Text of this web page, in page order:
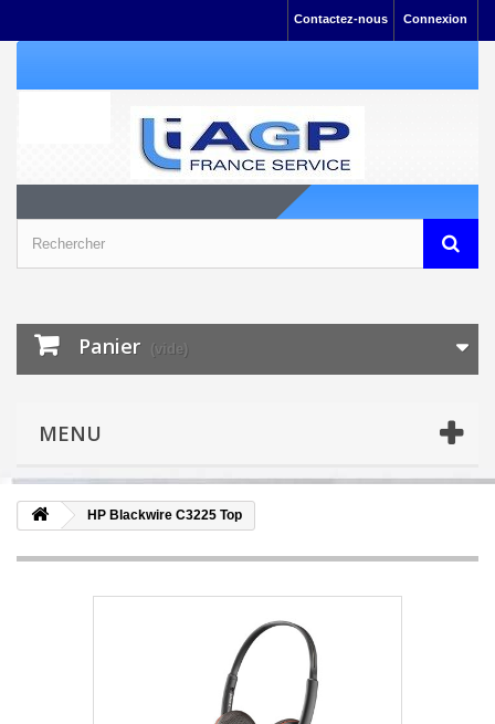
Connexion
Contactez-nous
Panier (vide)
MENU
HP Blackwire C3225 Top